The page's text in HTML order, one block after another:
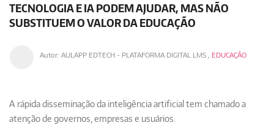
TECNOLOGIA E IA PODEM AJUDAR, MAS NÃO
SUBSTITUEM O VALOR DA EDUCAÇÃO
Autor: AULAPP EDTECH - PLATAFORMA DIGITAL LMS, EDUCAÇÃO
A rápidadisseminação da inteligência artificial tem chamado a
atenção de governos, empresas e usuários.